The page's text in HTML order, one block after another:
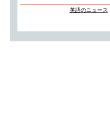
英語のニュース